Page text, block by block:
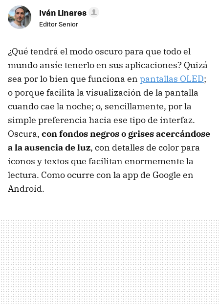
Iván Linares
Editor Senior
¿Qué tendrá el modo oscuro para que todo el
mundo ansíe tenerlo en sus aplicaciones? Quizá
sea por lo bien que funciona en pantallas OLED;
o porque facilita la visualización de la pantalla
cuando cae la noche; o, sencillamente, por la
simple preferencia hacia ese tipo de interfaz.
Oscura, con fondos negros o grises acercándose
a la ausencia de luz, con detalles de color para
iconos y textos que facilitan enormemente la
lectura. Como ocurre con la app de Google en
Android.